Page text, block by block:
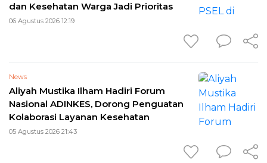
dan Kesehatan Warga Jadi Prioritas
06 Agustus 2026 12:19
News
Aliyah Mustika Ilham Hadiri Forum
Nasional ADINKES, Dorong Penguatan
Kolaborasi Layanan Kesehatan
05 Agustus 2026 21:43